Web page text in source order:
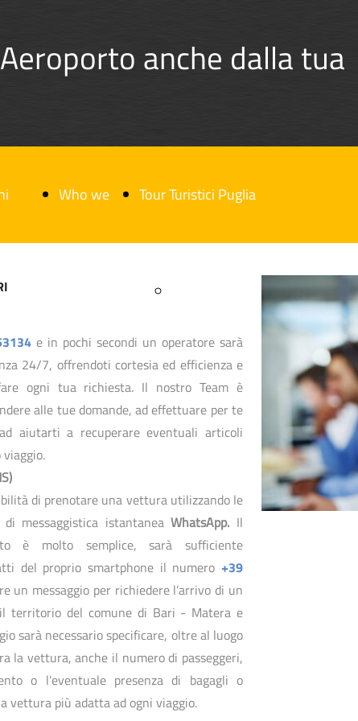
anche dalla tua
Who we Tour Turistici Puglia
Tour Turistico Castel del Monte
e Trani
e in pochi secondi un operatore sarà
24/7, offrendoti cortesia ed efficienza e
ogni tua richiesta. Il nostro Team è
alle tue domande, ad effettuare per te
aiutarti a recuperare eventuali articoli
di prenotare una vettura utilizzando le
messaggistica istantaneaWhatsApp. Il
è molto semplice, sarà sufficiente
del proprio smartphone il numero +39
un messaggio per richiedere l’arrivo di un
territorio del comune di Bari - Matera e
sarà necessario specificare, oltre al luogo
la vettura, anche il numero di passeggeri,
o l’eventuale presenza di bagagli o
vettura più adatta ad ogni viaggio.